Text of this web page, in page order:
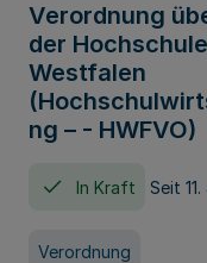
Verordnung
der
Westfalen
ng – - HWFVO)
In Kraft Seit
Verordnung